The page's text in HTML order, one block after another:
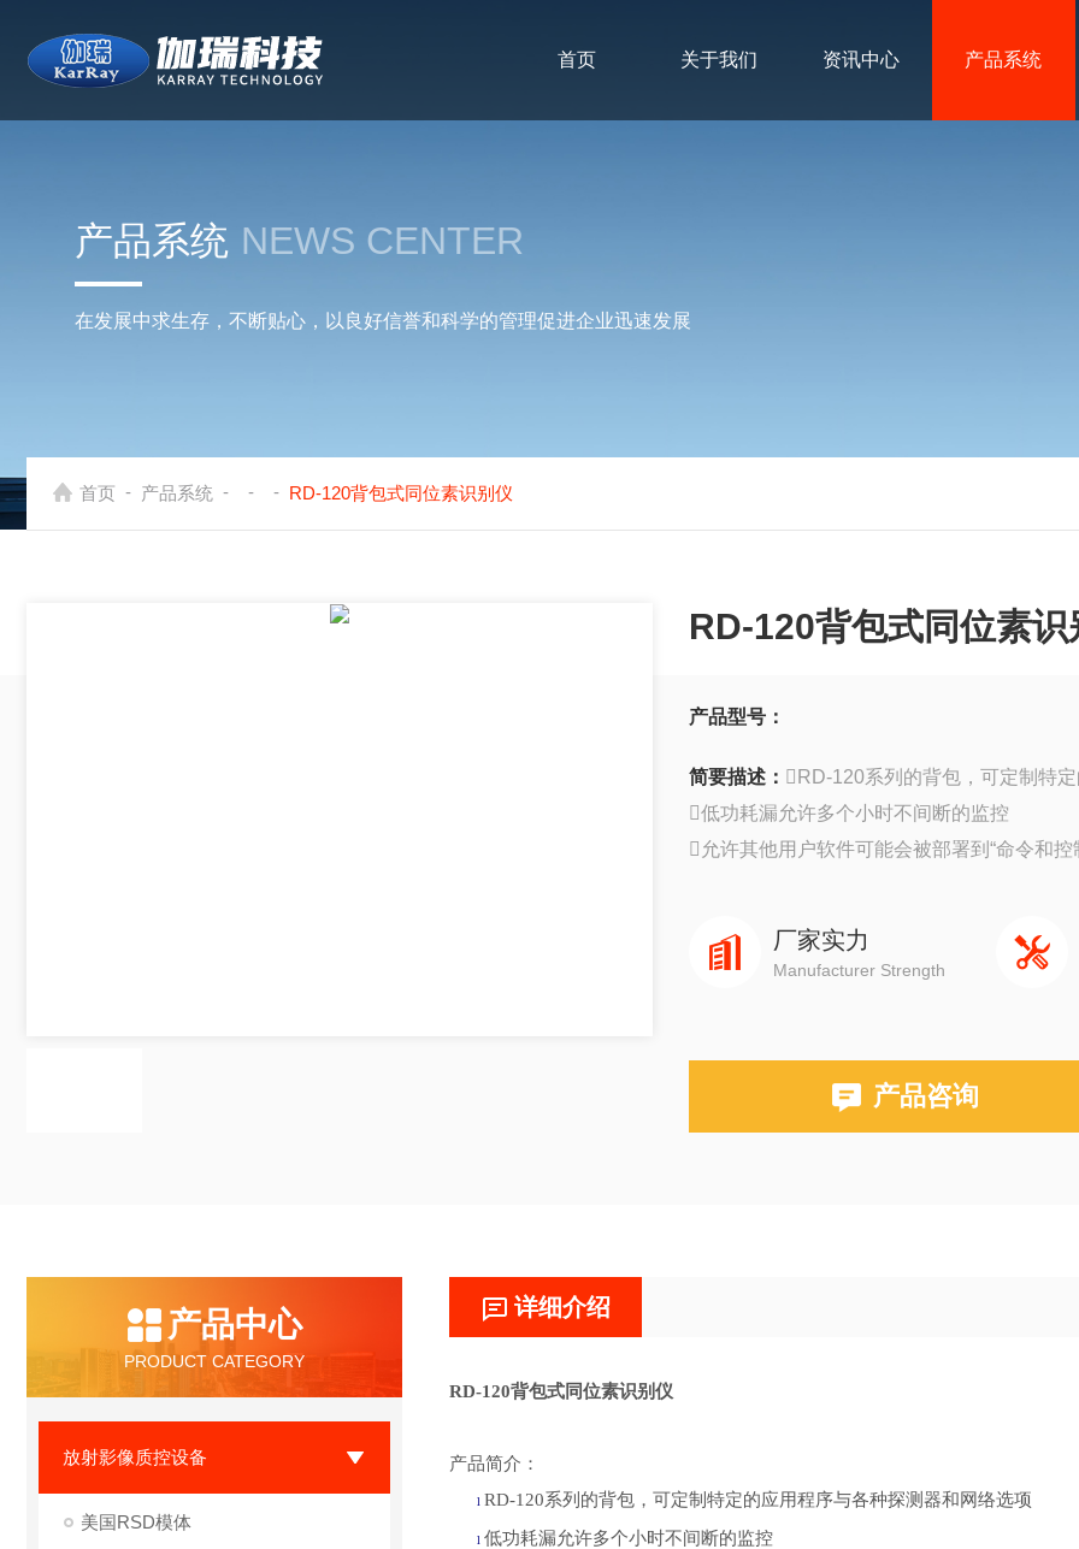
首页 关于我们 资讯中心 产品系统
产品系统 NEWS CENTER
在发展中求生存，不断贴心，以良好信誉和科学的管理促进企业迅速发展
首页 - 产品系统 - - - RD-120背包式同位素识别仪
RD-120背包式同位素识
产品型号：
简要描述： RD-120系列的背包，可定制特
低功耗漏允许多个小时不间断的监控
允许其他用户软件可能会被部署到“命令和
厂家实力
Manufacturer Strength
产品咨询
产品中心
PRODUCT CATEGORY
放射影像质控设备
美国RSD模体
详细介绍
RD-120背包式同位素识别仪
产品简介：
l RD-120系列的背包，可定制特定的应用程序与各种探测器和网络选项
l 低功耗漏允许多个小时不间断的监控